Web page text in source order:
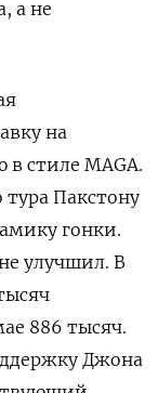
а не
на
стиле MAGA.
тура Пакстону
гонки.
улучшил. В
886 тысяч.
Джона